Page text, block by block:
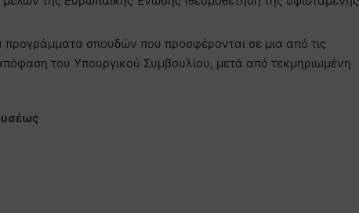
σπουδών που προσφέρονται σε μια από τις
του Υπουργικού Συμβουλίου, μετά από τεκμηριωμένη